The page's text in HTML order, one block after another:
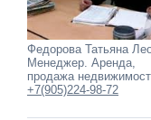
Федорова Татьяна
Менеджер. Аренда,
продажа
+7(905)224-98-72